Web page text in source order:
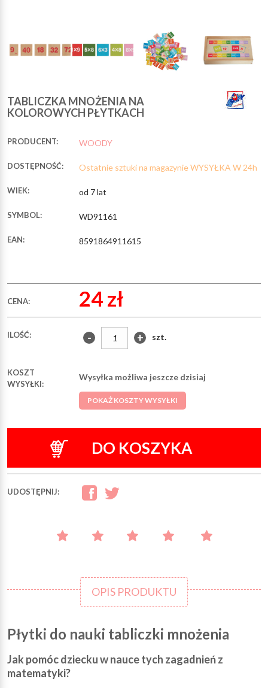
TABLICZKA MNOŻENIA NA
KOLOROWYCH PŁYTKACH
PRODUCENT: WOODY
DOSTĘPNOŚĆ: Ostatnie sztuki na magazynie WYSYŁKA W 24h
WIEK: od 7 lat
SYMBOL: WD91161
EAN: 8591864911615
CENA: 24 zł
ILOŚĆ: - + szt.
KOSZT
WYSYŁKI:
Wysyłka możliwa jeszcze dzisiaj
POKAŻ KOSZTY WYSYŁKI
DO KOSZYKA
UDOSTĘPNIJ:
OPIS PRODUKTU
Płytki do nauki tabliczki mnożenia
Jak pomóc dziecku w nauce tych zagadnień z
matematyki?